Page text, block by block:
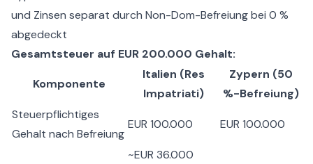
und Zinsen separat durch Non-Dom-Befreiung bei 0 %
abgedeckt
Gesamtsteuer auf EUR 200.000 Gehalt:
Komponente
Italien (Res
Impatriati)
Zypern (50
%-Befreiung)
Steuerpflichtiges
Gehalt nach Befreiung
EUR 100.000 EUR 100.000
~EUR 36.000